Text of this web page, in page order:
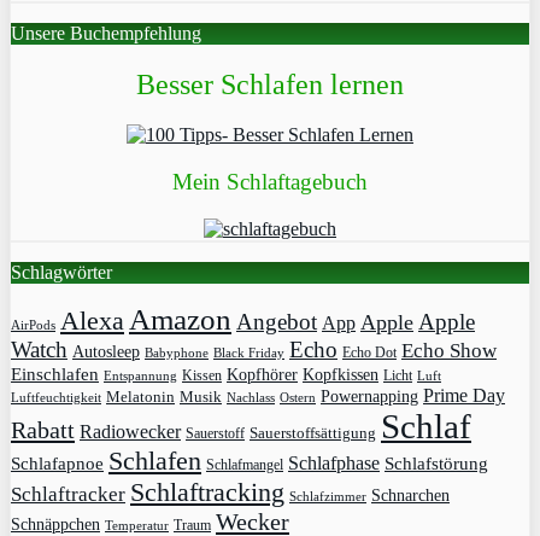
Unsere Buchempfehlung
Besser Schlafen lernen
Mein Schlaftagebuch
Schlagwörter
AirPods Alexa Amazon Angebot App Apple Apple
Watch Autosleep Babyphone Black Friday Echo Echo Dot Echo Show
Einschlafen Entspannung Kissen Kopfhörer Kopfkissen Licht Luft
Luftfeuchtigkeit Melatonin Musik Nachlass Ostern Powernapping Prime Day
Rabatt Radiowecker Sauerstoff Sauerstoffsättigung Schlaf
Schlafapnoe Schlafen Schlafmangel Schlafphase Schlafstörung
Schlaftracker Schlaftracking Schlafzimmer Schnarchen
Schnäppchen Temperatur Traum Wecker